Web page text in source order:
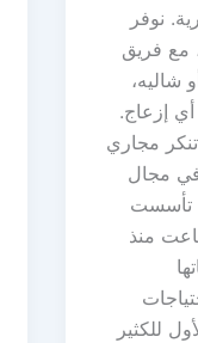
نوفر
مع فريق
شاليه،
إزعاج.
شركة تنكر مجاري
مجال
تأسست
منذ
للكثير